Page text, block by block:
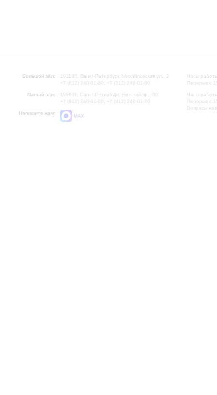
Большой зал:
191186, Санкт-Петербург, Михайловская ул., 2
+7 (812) 240-01-00, +7 (812) 240-01-80
Малый зал:
191011, Санкт-Петербург, Невский пр., 30
+7 (812) 240-01-00, +7 (812) 240-01-70
Напишите нам:
MAX
Часы
Перерыв с
Часы
Перерыв с
Вопросы